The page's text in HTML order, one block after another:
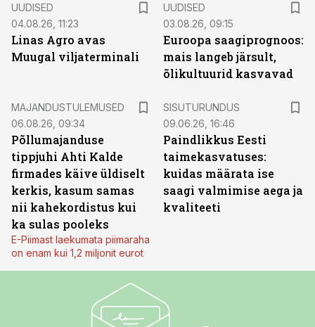
UUDISED
04.08.26, 11:23
Linas Agro avas
Muugal viljaterminali
UUDISED
03.08.26, 09:15
Euroopa saagiprognoos:
mais langeb järsult,
õlikultuurid kasvavad
MAJANDUSTULEMUSED
06.08.26, 09:34
Põllumajanduse
tippjuhi Ahti Kalde
firmades käive üldiselt
kerkis, kasum samas
nii kahekordistus kui
ka sulas pooleks
E-Piimast laekumata piimaraha
on enam kui 1,2 miljonit eurot
SISUTURUNDUS
09.06.26, 16:46
Paindlikkus Eesti
taimekasvatuses:
kuidas määrata ise
saagi valmimise aega ja
kvaliteeti